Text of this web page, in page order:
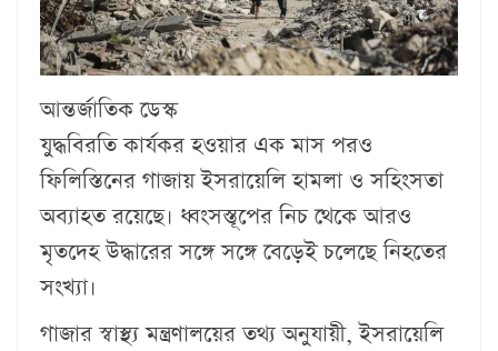
আন্তর্জাতিক ডেস্ক
যুদ্ধবিরতি কার্যকর হওয়ার এক মাস পরও
ফিলিস্তিনের গাজায় ইসরায়েলি হামলা ও সহিংসতা
অব্যাহত রয়েছে। ধ্বংসস্তূপের নিচ থেকে আরও
মৃতদেহ উদ্ধারের সঙ্গে সঙ্গে বেড়েই চলেছে নিহতের
সংখ্যা।
গাজার স্বাস্থ্য মন্ত্রণালয়ের তথ্য অনুযায়ী, ইসরায়েলি